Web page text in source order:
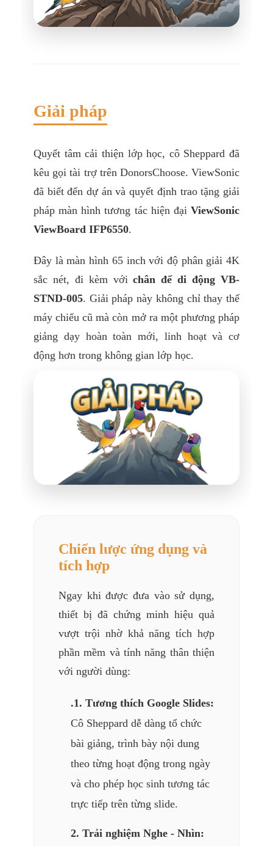
Giải pháp
Quyết tâm cải thiện lớp học, cô Sheppard đã
kêu gọi tài trợ trên DonorsChoose. ViewSonic
đã biết đến dự án và quyết định trao tặng giải
pháp màn hình tương tác hiện đại ViewSonic
ViewBoard IFP6550.
Đây là màn hình 65 inch với độ phân giải 4K
sắc nét, đi kèm vớichân đếdi động VB-
STND-005. Giải pháp này không chỉ thay thế
máy chiếu cũ mà còn mở ra một phương pháp
giảng dạy hoàn toàn mới, linh hoạt và cơ
động hơn trong không gian lớp học.
Chiến lược ứng dụng và
tích hợp
Ngay khi được đưa vào sử dụng,
thiết bị đã chứng minh hiệu quả
vượt trội nhờ khả năng tích hợp
phần mềm và tính năng thân thiện
với người dùng:
.1. Tương thích Google Slides:
Cô Sheppard dễ dàng tổ chức
bài giảng, trình bày nội dung
theo từng hoạt động trong ngày
và cho phép học sinh tương tác
trực tiếp trên từng slide.
2. Trải nghiệm Nghe - Nhìn: